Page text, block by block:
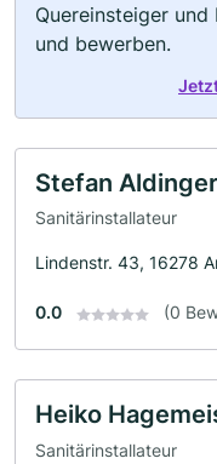
Quereinsteiger
und bewerben.
Stefan
Sanitärinstallateur
Lindenstr. 43, 16278
0.0 (0
Heiko
Sanitärinstallateur